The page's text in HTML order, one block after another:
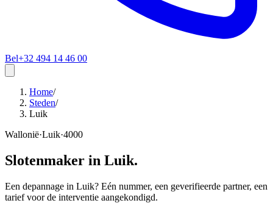
Bel+32 494 14 46 00
Home/
Steden/
Luik
Wallonië·Luik·4000
Slotenmaker in Luik.
Een depannage in Luik? Eén nummer, een geverifieerde partner, een
tarief voor de interventie aangekondigd.